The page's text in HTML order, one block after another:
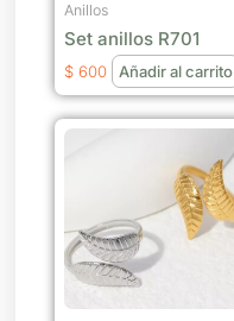
Anillos
Set anillos R701
$ 600 Añadir al carrito
Este
producto
tiene
múltiples
variantes.
Las